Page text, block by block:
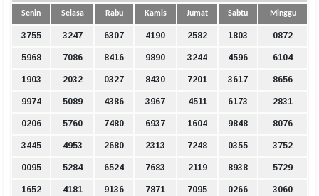
Senin Selasa Rabu Kamis Jumat Sabtu Minggu
3755 3247 6307 4190 2582 1803 0872
5968 7086 8416 9890 3244 4596 6104
1903 2032 0327 8430 7201 3617 8656
9974 5089 4386 3967 4511 6173 2831
0206 5760 7480 6937 1604 9848 8076
3445 4953 2680 2313 7248 0355 3752
0095 5284 6524 7683 2119 8938 5729
1652 4181 9136 7871 7095 0266 3060